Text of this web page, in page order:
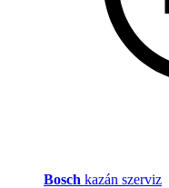
Bosch kazán szerviz